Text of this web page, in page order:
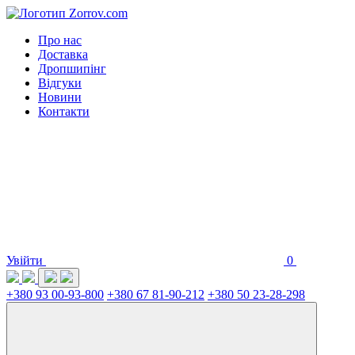
Про нас
Доставка
Дропшипінг
Відгуки
Новини
Контакти
Увійти 0
+380 93 00-93-800 +380 67 81-90-212 +380 50 23-28-298